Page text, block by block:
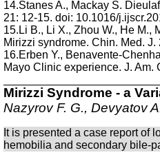
14.Stanes A., Mackay S.
21: 12-15. doi: 10.1016/
15.Li B., Li X., Zhou W., He M.,
Mirizzi syndrome. Chin. Med.
16.Erben Y., Benavente-
Mayo Clinic experience. J. Am.
Mirizzi Syndrome - a
Nazyrov F. G., Devyatov
It is presented a case report of
hemobilia and secondary bile-